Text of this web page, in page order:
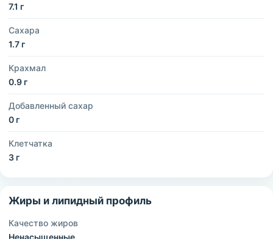
7.1 г
Сахара
1.7 г
Крахмал
0.9 г
Добавленный сахар
0 г
Клетчатка
3 г
Жиры и липидный профиль
Качество жиров
Ненасыщенные